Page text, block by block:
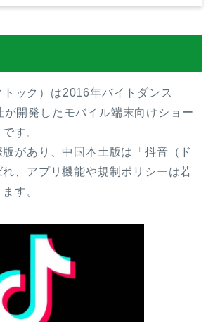
ック）は2016年バイトダンス
が開発したモバイル端末向けショー
す。
があり、中国本土版は「抖音（ド
、アプリ機能や規制ポリシーは若
す。